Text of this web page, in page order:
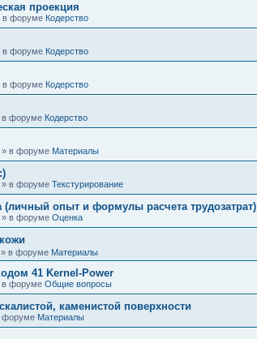
проекция
в форуме Кодерство
в форуме Кодерство
в форуме Кодерство
в форуме Кодерство
» в форуме Материалы
» в форуме Текстурирование
(личный опыт и формулы расчета трудозатрат)
» в форуме Оценка
» в форуме Материалы
41 Kernel-Power
в форуме Общие вопросы
каменистой поверхности
форуме Материалы